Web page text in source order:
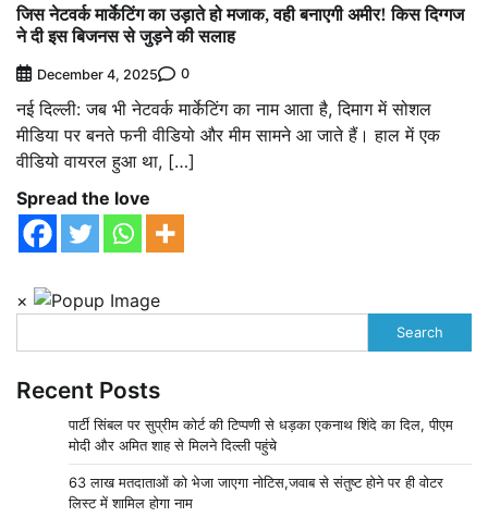
जिस नेटवर्क मार्केटिंग का उड़ाते हो मजाक, वही बनाएगी अमीर! किस दिग्गज
ने दी इस बिजनस से जुड़ने की सलाह
December 4, 2025 0
नई दिल्ली: जब भी नेटवर्क मार्केटिंग का नाम आता है, दिमाग में सोशल
मीडिया पर बनते फनी वीडियो और मीम सामने आ जाते हैं। हाल में एक
वीडियो वायरल हुआ था, […]
Spread the love
×
Search
Recent Posts
पार्टी सिंबल पर सुप्रीम कोर्ट की टिप्पणी से धड़का एकनाथ शिंदे का दिल, पीएम
मोदी और अमित शाह से मिलने दिल्ली पहुंचे
63 लाख मतदाताओं को भेजा जाएगा नोटिस,जवाब से संतुष्ट होने पर ही वोटर
लिस्ट में शामिल होगा नाम